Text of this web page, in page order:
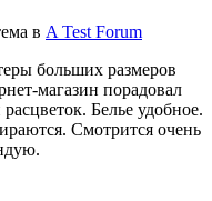
в A Test Forum
больших размеров
магазин порадовал
Белье удобное.
Смотрится очень